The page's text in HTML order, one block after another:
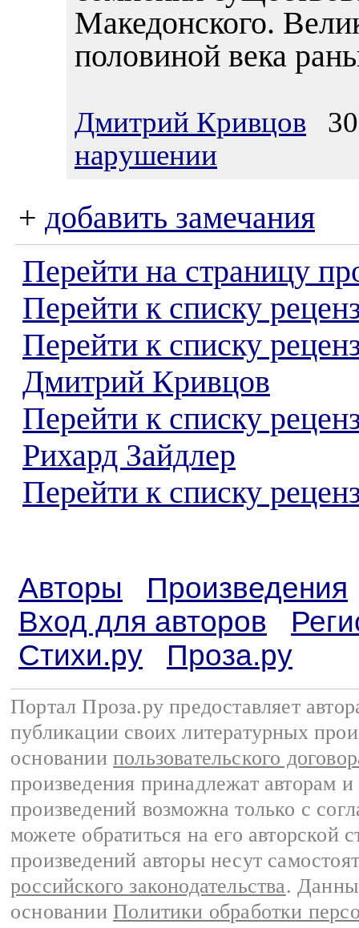
Македонского.
половиной века
Дмитрий Кривцов
нарушении
+ добавить замечания
Перейти на страницу
Перейти к списку
Перейти к списку
Дмитрий Кривцов
Перейти к списку
Рихард Зайдлер
Перейти к списку
Авторы
Произведения
Вход для авторов
Стихи.ру
Проза.ру
Портал Проза.ру предоставляет
публикации своих литературных
основании пользовательского
произведения принадлежат авторам
произведений возможна только с
можете обратиться на его авторской
произведений авторы несут
российского законодательства.
основании Политики обработки